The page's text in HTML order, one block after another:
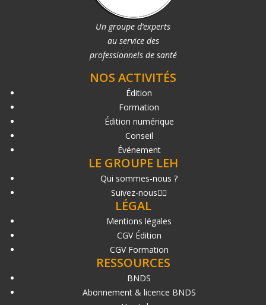
Un groupe d’experts
au service des
professionnels de santé
NOS ACTIVITÉS
Édition
Formation
Édition numérique
Conseil
Événement
LE GROUPE LEH
Qui sommes-nous ?
Suivez-nous
LÉGAL
Mentions légales
CGV Édition
CGV Formation
RESSOURCES
BNDS
Abonnement & licence BNDS